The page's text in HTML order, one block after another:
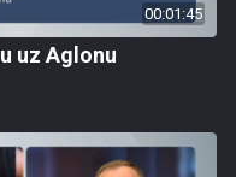
00:01:45
uz Aglonu